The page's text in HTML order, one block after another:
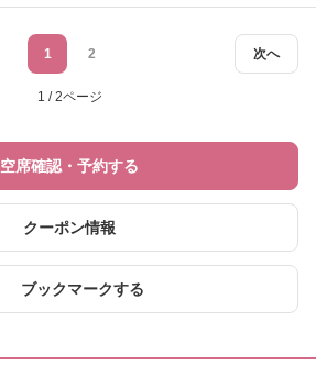
次へ
1 2
1 / 2ページ
空席確認・予約する
クーポン情報
ブックマークする